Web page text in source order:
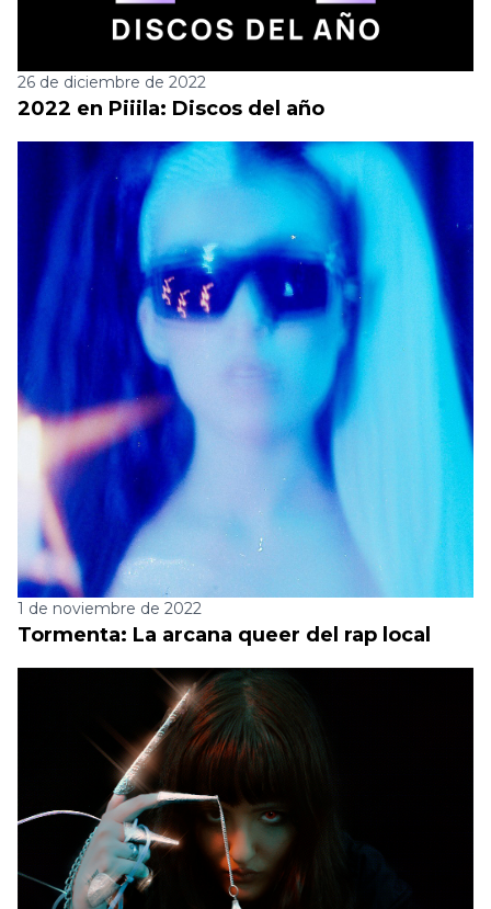
26 de diciembre de 2022
2022 en Piiila: Discos del año
1 de noviembre de 2022
Tormenta: La arcana queer del rap local